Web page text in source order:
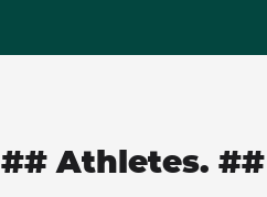
## Athletes. ##